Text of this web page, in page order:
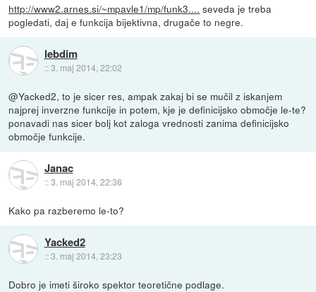
http://www2.arnes.si/~mpavle1/mp/funk3.... seveda je treba
pogledati, daj e funkcija bijektivna, drugače to negre.
lebdim
::3. maj 2014, 22:02
@Yacked2, to je sicer res, ampak zakaj bi se mučil z iskanjem
najprej inverzne funkcije in potem, kje je definicijsko območje le-te?
ponavadi nas sicer bolj kot zaloga vrednosti zanima definicijsko
območje funkcije.
Janac
::3. maj 2014, 22:36
Kako pa razberemo le-to?
Yacked2
::3. maj 2014, 23:23
Dobro je imeti široko spektor teoretične podlage.